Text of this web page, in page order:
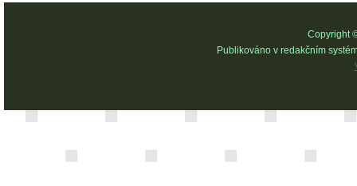
Copyright
Publikováno v redakčním